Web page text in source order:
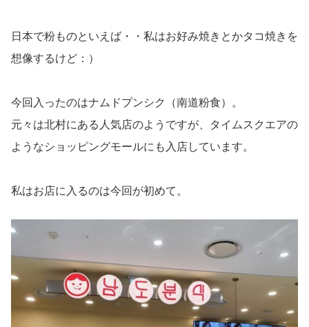
日本で粉ものといえば・・私はお好み焼きとかタコ焼きを
想像するけど：）
今回入ったのはナムドプンシク（南道粉食）。
元々は北村にある人気店のようですが、タイムスクエアの
ようなショッピングモールにも入店しています。
私はお店に入るのは今回が初めて。